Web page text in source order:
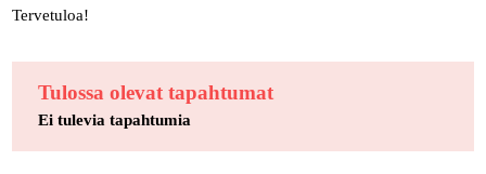
Tervetuloa!
Tulossa olevat tapahtumat
Ei tulevia tapahtumia